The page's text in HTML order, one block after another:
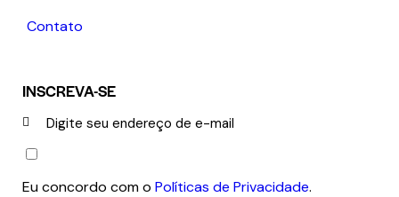
Contato
INSCREVA-SE
Eu concordo com o Políticas de Privacidade.